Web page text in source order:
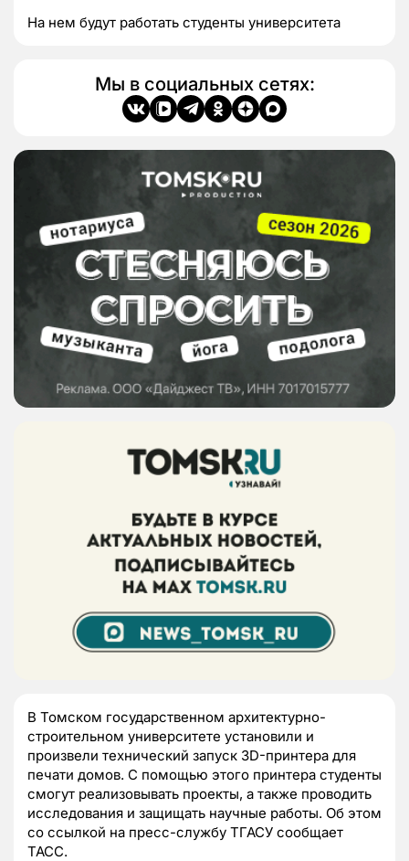
На нем будут работать студенты университета
Мы в социальных сетях:
В Томском государственном архитектурно-
строительном университете установили и
произвели технический запуск 3D-принтера для
печати домов. С помощью этого принтера студенты
смогут реализовывать проекты, а также проводить
исследования и защищать научные работы. Об этом
со ссылкой на пресс-службу ТГАСУ сообщает
ТАСС.